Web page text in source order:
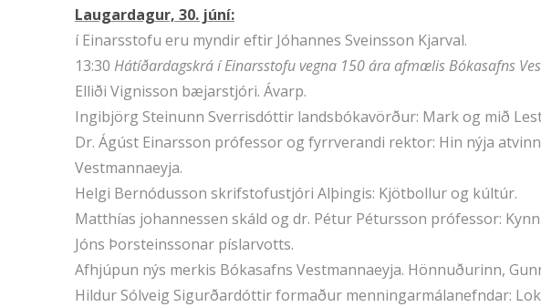
Laugardagur, 30. júní:
í Einarsstofu eru myndir eftir Jóhannes Sveinsson Kjarval.
13:30 Hátíðardagskrá í Einarsstofu vegna 150 ára afmælis Bókasafns
Elliði Vignisson bæjarstjóri. Ávarp.
Ingibjörg Steinunn Sverrisdóttir landsbókavörður: Mark og mið
Dr. Ágúst Einarsson prófessor og fyrrverandi rektor: Hin nýja
Vestmannaeyja.
Helgi Bernódusson skrifstofustjóri Alþingis: Kjötbollur og kúltúr.
Matthías johannessen skáld og dr. Pétur Pétursson prófessor:
Jóns Þorsteinssonar píslarvotts.
Afhjúpun nýs merkis Bókasafns Vestmannaeyja. Hönnuðurinn,
Hildur Sólveig Sigurðardóttir formaður menningarmálanefndar: